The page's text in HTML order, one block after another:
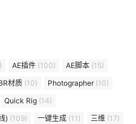
AE插件 (100) AE脚本 (15)
材质 (10) Photographer(10)
Quick Rig (14)
) (109) 一键生成 (11) 三维 (17)